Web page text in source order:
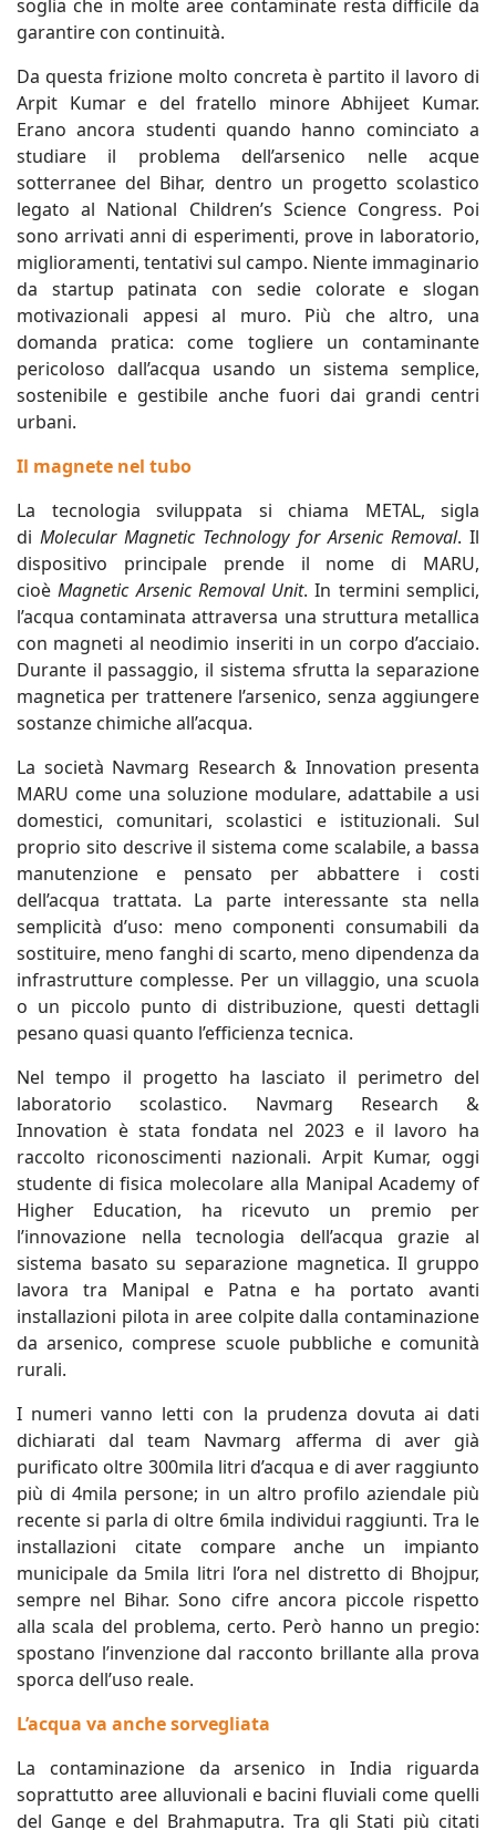
soglia che in molte aree contaminate resta difficile da
garantire con continuità.
Da questa frizione molto concreta è partito il lavoro di
Arpit Kumar e del fratello minore Abhijeet Kumar.
Erano ancora studenti quando hanno cominciato a
studiare il problema dell’arsenico nelle acque
sotterranee del Bihar, dentro un progetto scolastico
legato al National Children’s Science Congress. Poi
sono arrivati anni di esperimenti, prove in laboratorio,
miglioramenti, tentativi sul campo. Niente immaginario
da startup patinata con sedie colorate e slogan
motivazionali appesi al muro. Più che altro, una
domanda pratica: come togliere un contaminante
pericoloso dall’acqua usando un sistema semplice,
sostenibile e gestibile anche fuori dai grandi centri
urbani.
Il magnete nel tubo
La tecnologia sviluppata si chiama METAL, sigla
diMolecular Magnetic Technology for Arsenic Removal. Il
dispositivo principale prende il nome di MARU,
cioèMagnetic Arsenic Removal Unit. In termini semplici,
l’acqua contaminata attraversa una struttura metallica
con magneti al neodimio inseriti in un corpo d’acciaio.
Durante il passaggio, il sistema sfrutta la separazione
magnetica per trattenere l’arsenico, senza aggiungere
sostanze chimiche all’acqua.
La società Navmarg Research & Innovation presenta
MARU come una soluzione modulare, adattabile a usi
domestici, comunitari, scolastici e istituzionali. Sul
proprio sito descrive il sistema come scalabile, a bassa
manutenzione e pensato per abbattere i costi
dell’acqua trattata. La parte interessante sta nella
semplicità d’uso: meno componenti consumabili da
sostituire, meno fanghi di scarto, meno dipendenza da
infrastrutture complesse. Per un villaggio, una scuola
o un piccolo punto di distribuzione, questi dettagli
pesano quasi quanto l’efficienza tecnica.
Nel tempo il progetto ha lasciato il perimetro del
laboratorio scolastico. Navmarg Research &
Innovation è stata fondata nel 2023 e il lavoro ha
raccolto riconoscimenti nazionali. Arpit Kumar, oggi
studente di fisica molecolare alla Manipal Academy of
Higher Education, ha ricevuto un premio per
l’innovazione nella tecnologia dell’acqua grazie al
sistema basato su separazione magnetica. Il gruppo
lavora tra Manipal e Patna e ha portato avanti
installazioni pilota in aree colpite dalla contaminazione
da arsenico, comprese scuole pubbliche e comunità
rurali.
I numeri vanno letti con la prudenza dovuta ai dati
dichiarati dal team Navmarg afferma di aver già
purificato oltre 300mila litri d’acqua e di aver raggiunto
più di 4mila persone; in un altro profilo aziendale più
recente si parla di oltre 6mila individui raggiunti. Tra le
installazioni citate compare anche un impianto
municipale da 5mila litri l’ora nel distretto di Bhojpur,
sempre nel Bihar. Sono cifre ancora piccole rispetto
alla scala del problema, certo. Però hanno un pregio:
spostano l’invenzione dal racconto brillante alla prova
sporca dell’uso reale.
L’acqua va anche sorvegliata
La contaminazione da arsenico in India riguarda
soprattutto aree alluvionali e bacini fluviali come quelli
del Gange e del Brahmaputra. Tra gli Stati più citati